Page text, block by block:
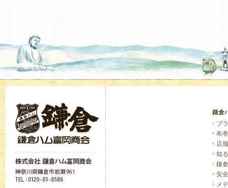
鎌倉
ブ
布
店
知
鎌
安
メ